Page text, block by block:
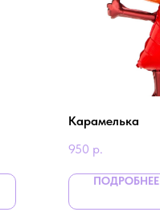
Карамелька
950 р.
ПОДРОБНЕЕ